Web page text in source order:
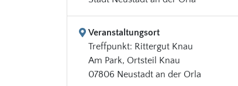
Veranstaltungsort
Treffpunkt: Rittergut Knau
Am Park, Ortsteil Knau
07806 Neustadt an der Orla